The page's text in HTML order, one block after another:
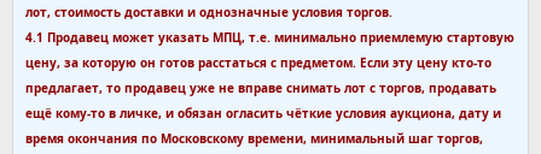
лот, стоимость доставки и однозначные условия торгов.
4.1 Продавец может указать МПЦ, т.е. минимально приемлемую стартовую
цену, за которую он готов расстаться с предметом. Если эту цену кто-то
предлагает, то продавец уже не вправе снимать лот с торгов, продавать
ещё кому-то в личке, и обязан огласить чёткие условия аукциона, дату и
время окончания по Московскому времени, минимальный шаг торгов,